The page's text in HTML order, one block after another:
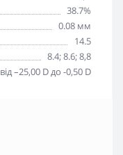
38.7%
0.08 мм
14.5
8.4; 8.6; 8,8
від –25,00 D до -0,50 D